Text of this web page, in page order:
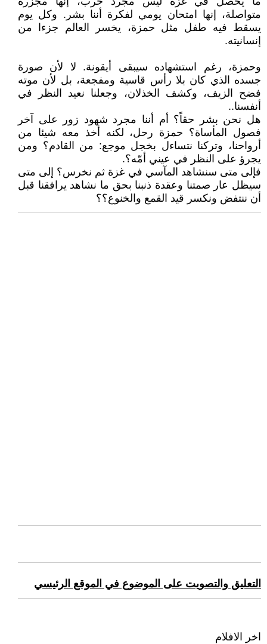
متواصلة، إنها امتحان يومي لفكرة أننا بشر. وكل يوم
يسقط فيه طفل مثل حمزة، يخسر العالم جزءا من
إنسانيته.
وحمزة، رغم استشهاده سيبقى أيقونة. لا لأن صورة
جسده الذي كان بلا رأس قاسية ومفجعة، بل لأن موته
فضح الزيف، وكشف الخذلان، وجعلنا نعيد النظر في
أنفسنا..
هل نحن بشر حقاً؟ أم أننا مجرد شهود زور على آخر
فصول المأساة؟ حمزة رحل، لكنه أخذ معه شيئا من
أرواحنا، وتركنا نتساءل بخجل موجع: من القادم؟ ومن
يجرؤ على النظر في عيني أمّه؟.
فإلى متى سنشاهد المآسي في غزة ثم نخرس؟ إلى متى
سيظل عار صمتنا وعقدة ذنبنا بحق ما نشاهد يرافقنا قبل
أن ننتفض ونكسر قيد القمع والخنوع؟؟
التعليق والتصويت على الموضوع في الموقع الرئيسي
اخر الافلام